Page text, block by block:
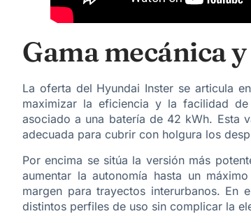
Gama mecánica
La oferta del Hyundai Inster se articula
maximizar la eficiencia y la facilidad
asociado a una batería de 42 kWh. Esta
adecuada para cubrir con holgura los
Por encima se sitúa la versión más
aumentar la autonomía hasta un
margen para trayectos interurbanos. En
distintos perfiles de uso sin complicar la